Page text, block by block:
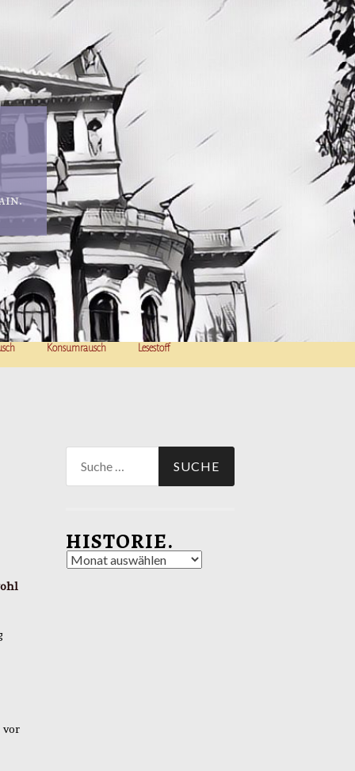
Konsumrausch Lesestoff
nach:
HISTORIE.
Historie.